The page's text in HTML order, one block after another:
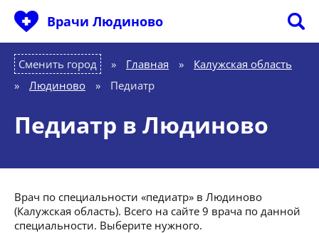
Врачи Людиново
Сменить город Главная »
Калужская область
»
Людиново » Педиатр
Педиатр в Людиново
Врач по специальности «педиатр» в Людиново
(Калужская область). Всего на сайте 9 врача по данной
специальности. Выберите нужного.